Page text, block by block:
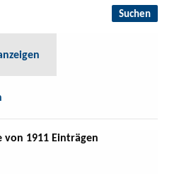
von 1911 Einträgen